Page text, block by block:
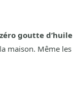
goutte d’huile
maison. Même les